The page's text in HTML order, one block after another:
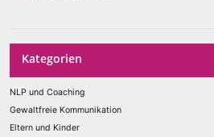
Kategorien
NLP und Coaching
Gewaltfreie Kommunikation
Eltern und Kinder